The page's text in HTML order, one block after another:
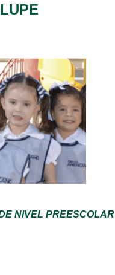
NIVEL PREESCOLAR